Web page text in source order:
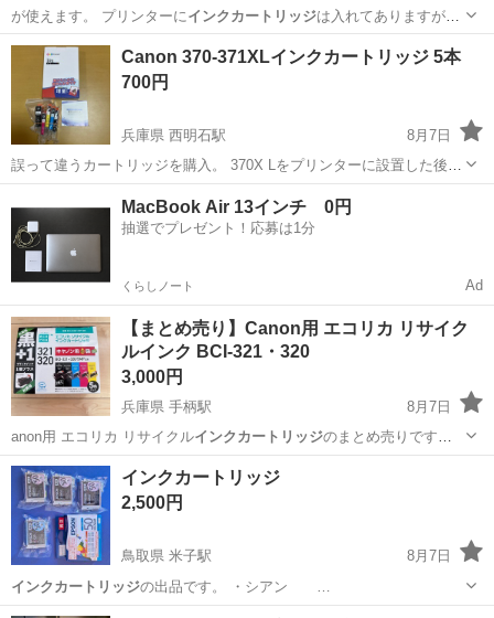
が使えます。 プリンターに インクカートリッジは入れてありますが、
未使用の…
神奈川 横浜市 プリンター エプソン
Canon 370-371XLインクカートリッジ 5本
700円
兵庫県 西明石駅
8月7日
誤って違うカートリッジを購入。 370X Lをプリンターに設置した後で
エラーが出て気付きました。このインクのみ開封していますが、イン
ク量は減っていません。 PGBK-370XL ブラック1本 開封済
み。 ...
その他
MacBook Air 13インチ 0円
抽選でプレゼント！応募は1分
くらしノート Ad
【まとめ売り】Canon用 エコリカ リサイク
ルインク BCI-321・320
3,000円
兵庫県 手柄駅
8月7日
anon用 エコリカ リサイクルインクカートリッジのまとめ売りです。
【セット内…
兵庫 姫路市 手柄駅 その他
インクカートリッジ
2,500円
鳥取県 米子駅
8月7日
インクカートリッジ
の出品です。 ・シアン …